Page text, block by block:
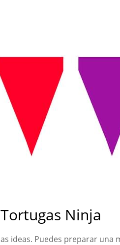
Ninja
ideas. Puedes preparar